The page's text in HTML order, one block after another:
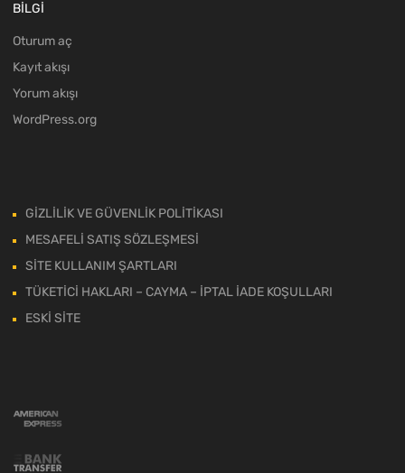
BİLGİ
Oturum aç
Kayıt akışı
Yorum akışı
WordPress.org
GİZLİLİK VE GÜVENLİK POLİTİKASI
MESAFELİ SATIŞ SÖZLEŞMESİ
SİTE KULLANIM ŞARTLARI
TÜKETİCİ HAKLARI – CAYMA – İPTAL İADE KOŞULLARI
ESKİ SİTE